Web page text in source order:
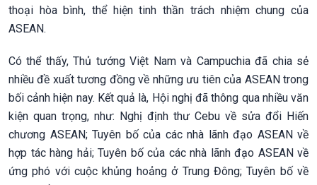
thoại hòa bình, thể hiện tinh thần trách nhiệm chung của
ASEAN.
Có thể thấy, Thủ tướng Việt Nam và Campuchia đã chia sẻ
nhiều đề xuất tương đồng về những ưu tiên của ASEAN trong
bối cảnh hiện nay. Kết quả là, Hội nghị đã thông qua nhiều văn
kiện quan trọng, như: Nghị định thư Cebu về sửa đổi Hiến
chương ASEAN; Tuyên bố của các nhà lãnh đạo ASEAN về
hợp tác hàng hải; Tuyên bố của các nhà lãnh đạo ASEAN về
ứng phó với cuộc khủng hoảng ở Trung Đông; Tuyên bố về